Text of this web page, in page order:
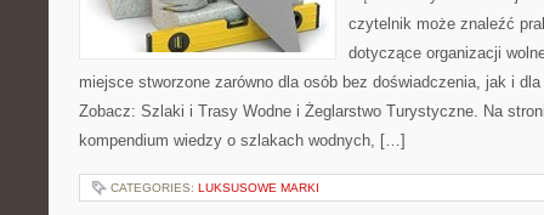
czytelnik może znaleźć
dotyczące organizacji
miejsce stworzone zarówno dla osób bez doświadczenia, jak i
Zobacz: Szlaki i Trasy Wodne i Żeglarstwo Turystyczne. Na
kompendium wiedzy o szlakach wodnych, […]
CATEGORIES: LUKSUSOWE MARKI